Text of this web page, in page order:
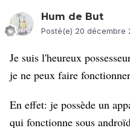
Hum de But
Posté(e) 20 décembre
Je suis l'heureux
je ne peux faire
En effet: je possède un
qui fonctionne sous